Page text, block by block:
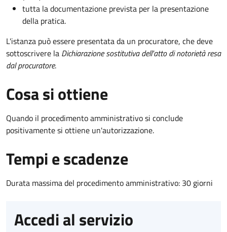
tutta la documentazione prevista per la presentazione
della pratica.
L'istanza può essere presentata da un procuratore, che deve
sottoscrivere la Dichiarazione sostitutiva dell'atto di notorietà resa
dal procuratore.
Cosa si ottiene
Quando il procedimento amministrativo si conclude
positivamente si ottiene un'autorizzazione.
Tempi e scadenze
Durata massima del procedimento amministrativo: 30 giorni
Accedi al servizio